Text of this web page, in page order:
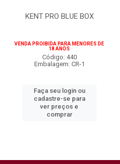
KENT PRO BLUE BOX
VENDA PROIBIDA PARA MENORES DE
18 ANOS
Código: 440
Embalagem: CR-1
Faça seu login ou
cadastre-se para
ver preços e
comprar